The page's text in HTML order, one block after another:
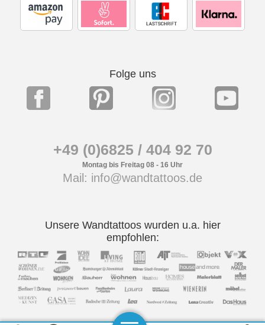
Folge uns
+49 (0)6825 / 404 92 70
Montag bis Freitag 08 - 16 Uhr
Mail: info@wandtattoos.de
Unsere Wandtattoos wurden u.a. hier
empfohlen: